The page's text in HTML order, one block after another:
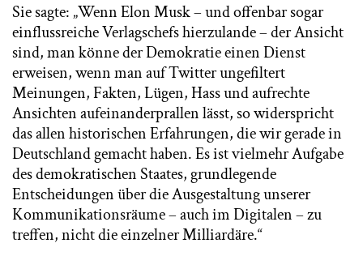
Sie sagte: „Wenn Elon Musk – und offenbar sogar
einflussreiche Verlagschefs hierzulande – der Ansicht
sind, man könne der Demokratie einen Dienst
erweisen, wenn man auf Twitter ungefiltert
Meinungen, Fakten, Lügen, Hass und aufrechte
Ansichten aufeinanderprallen lässt, so widerspricht
das allen historischen Erfahrungen, die wir gerade in
Deutschland gemacht haben. Es ist vielmehr Aufgabe
des demokratischen Staates, grundlegende
Entscheidungen über die Ausgestaltung unserer
Kommunikationsräume – auch im Digitalen – zu
treffen, nicht die einzelner Milliardäre.“